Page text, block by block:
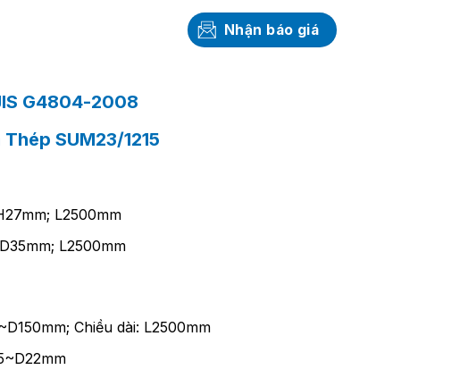
Nhận báo giá
G4804-2008
SUM23/1215
L2500mm
L2500mm
Chiều dài: L2500mm